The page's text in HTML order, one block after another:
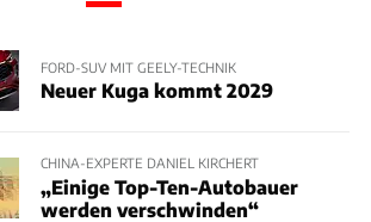
FORD-SUV MIT GEELY-TECHNIK
Neuer Kuga kommt 2029
CHINA-EXPERTE DANIEL KIRCHERT
„Einige Top-Ten-Autobauer
werden verschwinden“